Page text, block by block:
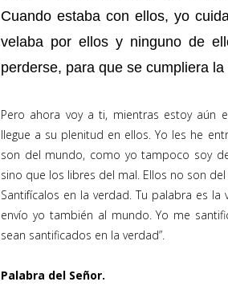
Cuando estaba con ellos, yo
velaba por ellos y ninguno de
perderse, para que se cumpliera la
Pero ahora voy a ti, mientras estoy aún
llegue a su plenitud en ellos. Yo les he
son del mundo, como yo tampoco soy
sino que los libres del mal. Ellos no son
Santifícalos en la verdad. Tu palabra es
envío yo también al mundo. Yo me
sean santificados en la verdad”.
Palabra del Señor.